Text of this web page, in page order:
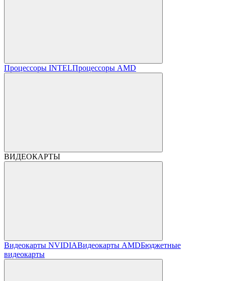
Процессоры INTELПроцессоры AMD
ВИДЕОКАРТЫ
Видеокарты NVIDIAВидеокарты AMDБюджетные
видеокарты